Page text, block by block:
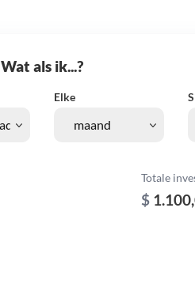
Wat als ik...?
Elke
Totale
$